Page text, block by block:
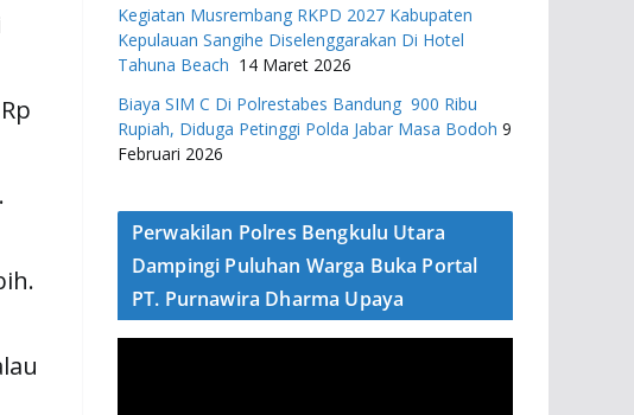
Kegiatan Musrembang RKPD 2027 ​Kabupaten
Kepulauan Sangihe Diselenggarakan Di Hotel
Tahuna Beach 14 Maret 2026
Biaya SIM C Di Polrestabes Bandung 900 Ribu
Rupiah, Diduga Petinggi Polda Jabar Masa Bodoh 9
Februari 2026
Perwakilan Polres Bengkulu Utara
Dampingi Puluhan Warga Buka Portal
PT. Purnawira Dharma Upaya